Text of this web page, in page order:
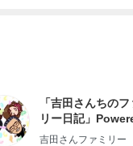
「吉田さんちの
リー日記」
y Ameba 吉田さ
吉田さんファミリー